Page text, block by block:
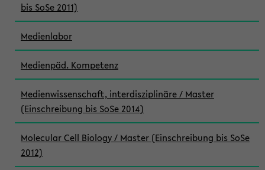
bis SoSe 2011)
Medienlabor
Medienpäd. Kompetenz
Medienwissenschaft, interdisziplinäre / Master
(Einschreibung bis SoSe 2014)
Molecular Cell Biology / Master (Einschreibung bis SoSe
2012)